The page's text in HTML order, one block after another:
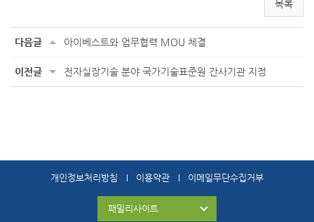
목록
다음글 아이베스트와 업무협력 MOU 체결
이전글 전자실장기술 분야 국가기술표준원 간사기관 지정
개인정보처리방침 이용약관 이메일무단수집거부
패밀리사이트